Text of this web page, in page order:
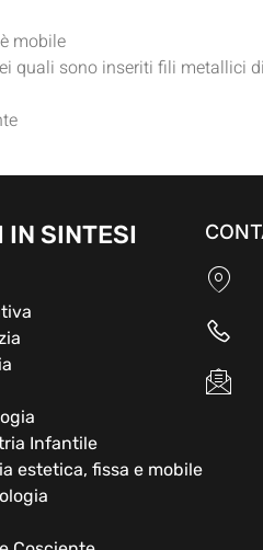
mobile
quali sono inseriti fili metallici
IN SINTESI
Infantile
estetica, fissa e mobile